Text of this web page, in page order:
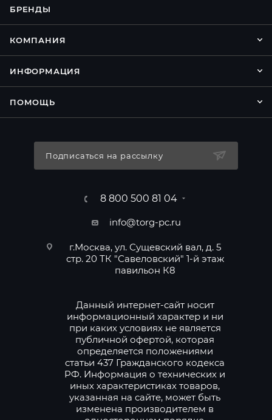
БРЕНДЫ
КОМПАНИЯ
ИНФОРМАЦИЯ
ПОМОЩЬ
Подписаться на рассылку
8 800 500 81 04
info@torg-pc.ru
г.Москва, ул. Сущевский вал, д. 5
стр. 20 ТК "Савеловский" 1-й этаж
павильон К8
Данный интернет-сайт носит
информационный характер и ни
при каких условиях не является
публичной офертой, которая
определяется положениями
статьи 437 Гражданского кодекса
РФ. Информация о технических и
иных характеристиках товаров,
указанная на сайте, может быть
изменена производителем в